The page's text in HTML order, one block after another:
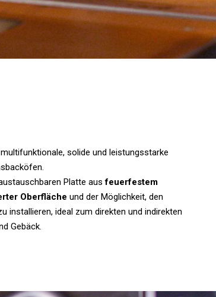
solide und leistungsstarke
Platte ausfeuerfestem
Oberfläche und der Möglichkeit, den
installieren, ideal zum direkten und indirekten
Gebäck.